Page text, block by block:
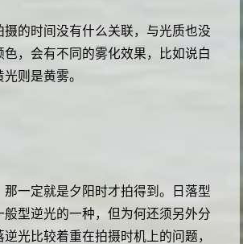
摄的时间没有什么关联，与光质也没
色，会有不同的雾化效果，比如说白
则是黄雾。
那一定就是夕阳时才拍得到。日落型
般型逆光的一种，但为何还须另外分
光比较着重在拍摄时机上的问题，